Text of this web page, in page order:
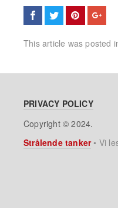
This article was posted
PRIVACY POLICY
Copyright © 2024.
Strålende tanker• Vi